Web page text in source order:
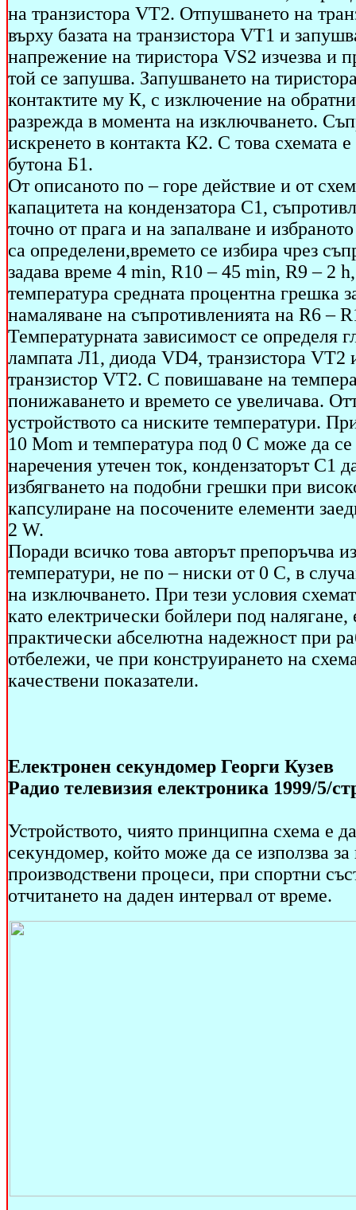
на транзистора VT2. Oтпушването на
върху базата на транзистора VT1 и
напрежение на тиристора VS2 изчезва и
той се запушва. Запушването на
контактите му К, с изключение на
разрежда в момента на изключването.
искренето в контакта К2. С това схемата
бутона Б1.
От описаното по – горе действие и от
капацитета на кондензатора С1,
точно от прага и на запалване и
са определени,времето се избира чрез
задава време 4 min, R10 – 45 min, R9 – 2
температура средната процентна грешка
намаляване на съпротивленията на R6 –
Температурната зависимост се определя
лампата Л1, диода VD4, транзистора VT2
транзистор VT2. С повишаване на
понижаването и времето се увеличава.
устройството са ниските температури.
10 Mom и температура под 0 С може да
наречения утечен ток, кондензаторът С1
избягването на подобни грешки при
капсулиране на посочените елементи
2 W.
Поради всичко това авторът препоръчва
температури, не по – ниски от 0 C, в
на изключването. При тези условия
като електрически бойлери под
практически абселютна надежност при
отбележи, че при конструирането на
качествени показатели.
Eлектронен секундомер Георги Кузев
Радио телевизия електроника 1999/5/
Устройството, чиято принципна схема е
секундомер, който може да се използва
производствени процеси, при спортни
отчитането на даден интервал от време.